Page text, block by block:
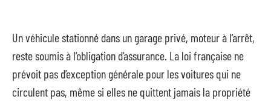
Un véhicule stationné dans un garage privé, moteur à l’arrêt,
reste soumis à l’obligation d’assurance. La loi française ne
prévoit pas d’exception générale pour les voitures qui ne
circulent pas, même si elles ne quittent jamais la propriété